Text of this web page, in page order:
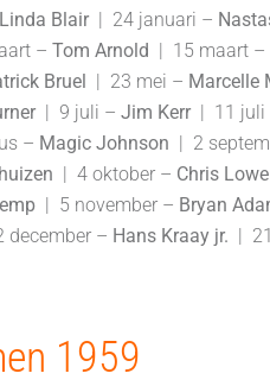
Linda Blair | 24 januari –
– Tom Arnold | 15 maart –
Bruel | 23 mei – Marcelle
| 9 juli – Jim Kerr | 11 juli
– Magic Johnson | 2
| 4 oktober – Chris Lowe
| 5 november – Bryan
december – Hans Kraay jr. |
1959